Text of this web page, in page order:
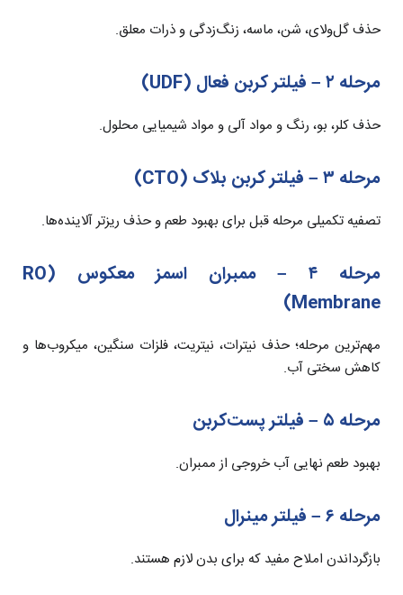
حذف گل‌ولای، شن، ماسه، زنگ‌زدگی و ذرات معلق.
مرحله ۲ – فیلتر کربن فعال (UDF)
حذف کلر، بو، رنگ و مواد آلی و مواد شیمیایی محلول.
مرحله ۳ – فیلتر کربن بلاک (CTO)
تصفیه تکمیلی مرحله قبل برای بهبود طعم و حذف ریزتر آلاینده‌ها.
مرحله ۴ – ممبران اسمز معکوس (RO
Membrane)
مهم‌ترین مرحله؛ حذف نیترات، نیتریت، فلزات سنگین، میکروب‌ها و
کاهش سختی آب.
مرحله ۵ – فیلتر پست‌کربن
بهبود طعم نهایی آب خروجی از ممبران.
مرحله ۶ – فیلتر مینرال
بازگرداندن املاح مفید که برای بدن لازم هستند.